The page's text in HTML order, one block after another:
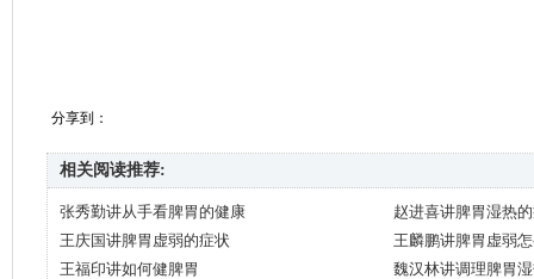
分享到：
相关阅读推荐:
张秀勤讲从手看脾胃的健康
赵进喜讲脾胃湿热
王庆国讲脾胃虚弱的症状
王麟鹏讲脾胃虚弱
王福印讲如何健脾胃
魏汉林讲调理脾胃